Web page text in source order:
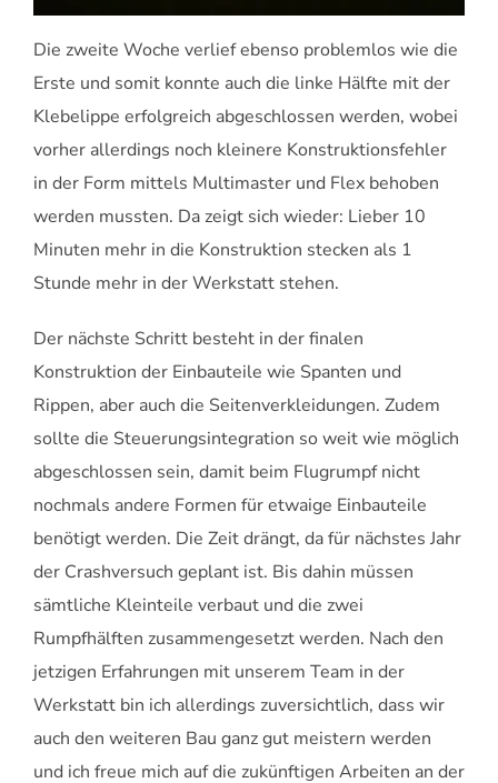
Die zweite Woche verlief ebenso problemlos wie die
Erste und somit konnte auch die linke Hälfte mit der
Klebelippe erfolgreich abgeschlossen werden, wobei
vorher allerdings noch kleinere Konstruktionsfehler
in der Form mittels Multimaster und Flex behoben
werden mussten. Da zeigt sich wieder: Lieber 10
Minuten mehr in die Konstruktion stecken als 1
Stunde mehr in der Werkstatt stehen.
Der nächste Schritt besteht in der finalen
Konstruktion der Einbauteile wie Spanten und
Rippen, aber auch die Seitenverkleidungen. Zudem
sollte die Steuerungsintegration so weit wie möglich
abgeschlossen sein, damit beim Flugrumpf nicht
nochmals andere Formen für etwaige Einbauteile
benötigt werden. Die Zeit drängt, da für nächstes Jahr
der Crashversuch geplant ist. Bis dahin müssen
sämtliche Kleinteile verbaut und die zwei
Rumpfhälften zusammengesetzt werden. Nach den
jetzigen Erfahrungen mit unserem Team in der
Werkstatt bin ich allerdings zuversichtlich, dass wir
auch den weiteren Bau ganz gut meistern werden
und ich freue mich auf die zukünftigen Arbeiten an der